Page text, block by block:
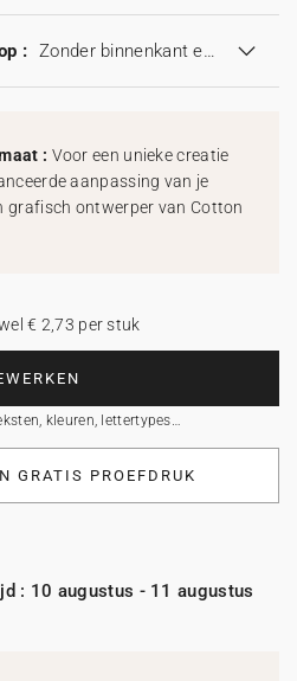
: Zonder binnenkant envelop
: Voor een unieke creatie
aanpassing van je
grafisch ontwerper van Cotton
kleuren, lettertypes…
€ 2,73 per stuk
GRATIS PROEFDRUK
: 10 augustus - 11 augustus